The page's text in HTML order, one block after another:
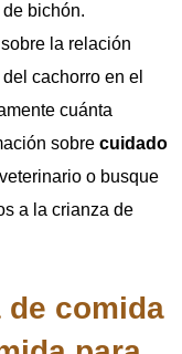
bichón.
la relación
cachorro en el
cuánta
sobre cuidado
o busque
a la crianza de
de comida